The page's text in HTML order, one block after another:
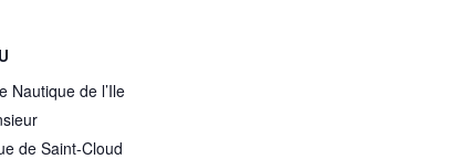
Nautique de l’Ile
de Saint-Cloud